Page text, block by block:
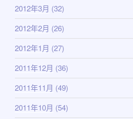
2012年3月 (32)
2012年2月 (26)
2012年1月 (27)
2011年12月 (36)
2011年11月 (49)
2011年10月 (54)